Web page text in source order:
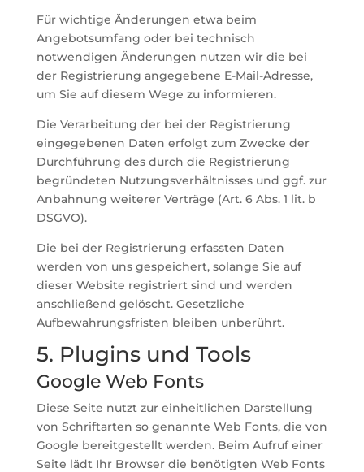
Für wichtige Änderungen etwa beim
Angebotsumfang oder bei technisch
notwendigen Änderungen nutzen wir die bei
der Registrierung angegebene E-Mail-Adresse,
um Sie auf diesem Wege zu informieren.
Die Verarbeitung der bei der Registrierung
eingegebenen Daten erfolgt zum Zwecke der
Durchführung des durch die Registrierung
begründeten Nutzungsverhältnisses und ggf. zur
Anbahnung weiterer Verträge (Art. 6 Abs. 1 lit. b
DSGVO).
Die bei der Registrierung erfassten Daten
werden von uns gespeichert, solange Sie auf
dieser Website registriert sind und werden
anschließend gelöscht. Gesetzliche
Aufbewahrungsfristen bleiben unberührt.
5. Plugins und Tools
Google Web Fonts
Diese Seite nutzt zur einheitlichen Darstellung
von Schriftarten so genannte Web Fonts, die von
Google bereitgestellt werden. Beim Aufruf einer
Seite lädt Ihr Browser die benötigten Web Fonts